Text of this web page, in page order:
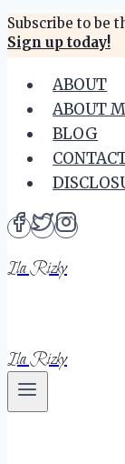
Skip
to
content
Subscribe to be
Sign up today!
ABOUT
ABOUT
BLOG
Ila Rizky
Ila Rizky